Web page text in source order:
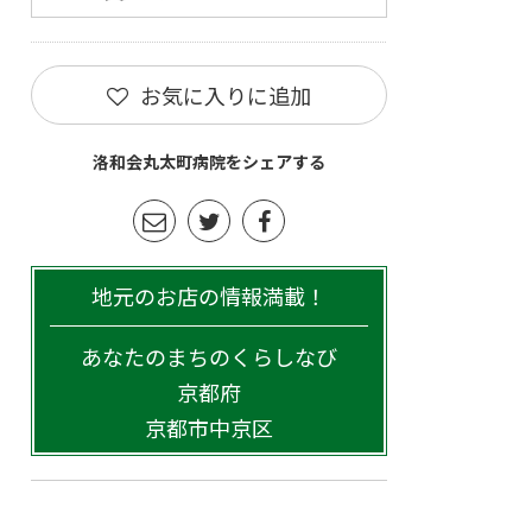
お気に入りに追加
洛和会丸太町病院をシェアする
地元のお店の情報満載！
あなたのまちのくらしなび
京都府
京都市中京区